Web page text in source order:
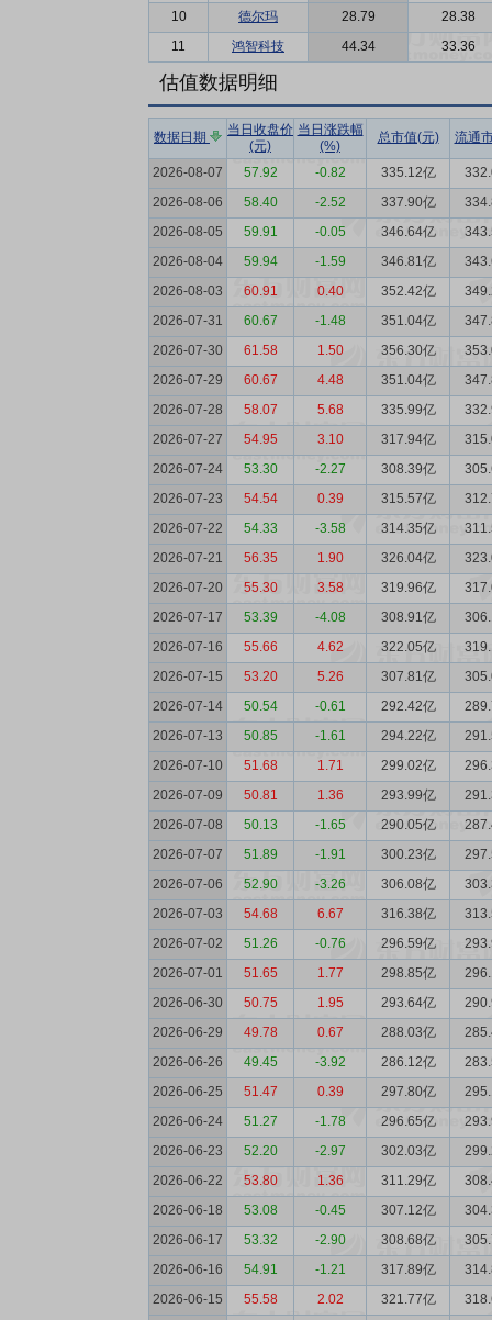
10
德尔玛 28.79
28.38
11
鸿智科技 44.34 33.36
估值数据明细
数据日期
当日收盘价
(元)
当日涨跌幅
(%)
总市值(元) 流通
2026-08-07 57.92 -0.82 335.12亿
2026-08-06
58.40 -2.52 337.90亿
2026-08-05
59.91 -0.05 346.64亿
2026-08-04
59.94 -1.59 346.81亿
2026-08-03
60.91 0.40 352.42亿
2026-07-31
60.67 -1.48 351.04亿
2026-07-30
61.58 1.50 356.30亿
2026-07-29
60.67 4.48 351.04亿
2026-07-28
58.07 5.68 335.99亿
2026-07-27
54.95 3.10 317.94亿
2026-07-24
53.30 -2.27 308.39亿
2026-07-23
54.54 0.39 315.57亿
2026-07-22
54.33 -3.58 314.35亿
2026-07-21
56.35 1.90 326.04亿
2026-07-20
55.30 3.58 319.96亿
2026-07-17
53.39 -4.08 308.91亿
2026-07-16
55.66 4.62 322.05亿
2026-07-15
53.20 5.26 307.81亿
2026-07-14
50.54 -0.61 292.42亿
2026-07-13
50.85 -1.61 294.22亿
2026-07-10
51.68 1.71 299.02亿
2026-07-09
50.81 1.36 293.99亿
2026-07-08
50.13 -1.65 290.05亿
2026-07-07
51.89 -1.91 300.23亿
2026-07-06
52.90 -3.26 306.08亿
2026-07-03
54.68 6.67 316.38亿
2026-07-02
51.26 -0.76 296.59亿
2026-07-01
51.65 1.77 298.85亿
2026-06-30
50.75 1.95 293.64亿
2026-06-29
49.78 0.67 288.03亿
2026-06-26
49.45 -3.92 286.12亿
2026-06-25
51.47 0.39 297.80亿
2026-06-24
51.27 -1.78 296.65亿
2026-06-23
52.20 -2.97 302.03亿
2026-06-22
53.80 1.36 311.29亿
2026-06-18
53.08 -0.45 307.12亿
2026-06-17
53.32 -2.90 308.68亿
2026-06-16
54.91 -1.21 317.89亿
2026-06-15
55.58 2.02 321.77亿